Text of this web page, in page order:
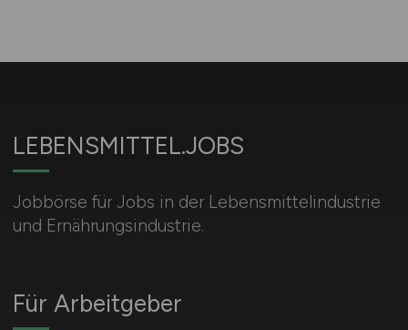
LEBENSMITTEL.JOBS
Jobbörse für Jobs in der Lebensmittelindustrie
und Ernährungsindustrie.
Für Arbeitgeber